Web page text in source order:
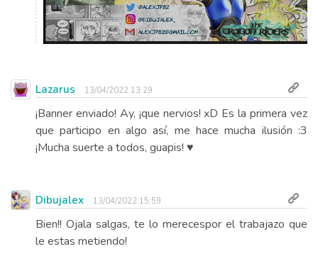
Lazarus 13/04/2022 13:29
¡Banner enviado! Ay, ¡que nervios! xD Es la primera vez
que participo en algo así, me hace mucha ilusión :3
¡Mucha suerte a todos, guapis! ♥
Dibujalex 13/04/2022 15:59
Bien!! Ojala salgas, te lo merecespor el trabajazo que
le estas metiendo!